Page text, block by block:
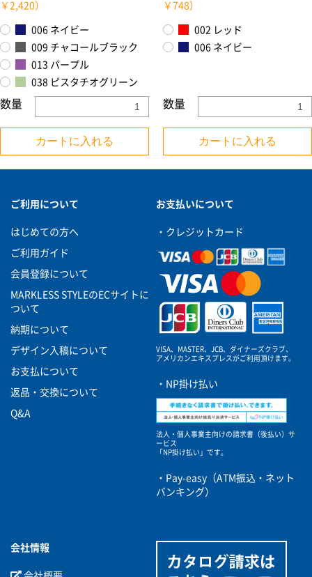
￥2,420）
006 ネイビー
009 チャコールブラック
013 パープル
038 ピスタチオグリーン
数量
カートに入れる
￥748）
002 レッド
006 ネイビー
数量
カートに入れる
ご利用について
はじめての方へ
ご利用ガイド
会員登録について
MARKLESS STYLEのECサイトに
ついて
納期について
デザイン入稿について
お支払について
返品・交換について
Q&A
お支払いについて
・クレジットカード
VISA、MASTER、JCB、ダイナーズクラブ、
アメリカンエキスプレスがご利用頂けます。
・NP掛け払い
法人・個人事業主向けの請求書（後払い）サ
ービス
「NP掛け払い」です。
・Pay-easy（ATM振込・ネット
バンキング）
会社情報